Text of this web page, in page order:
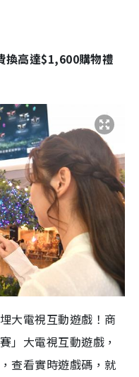
換高達$1,600購物禮
大電視互動遊戲！商
」大電視互動遊戲，
查看實時遊戲碼，就